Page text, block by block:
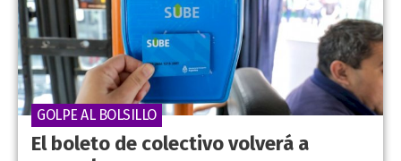
El boleto de colectivo volverá a
GOLPE AL BOLSILLO